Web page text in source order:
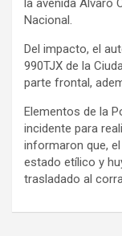
la avenida Álvaro
Nacional.
Del impacto, el
990TJX de la
parte frontal,
Elementos de la
incidente para
informaron que,
estado etílico y
trasladado al